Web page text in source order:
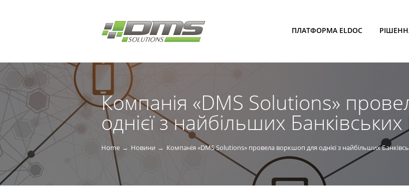
ПЛАТФОРМА ELDOC
Компанія «DMS Solutions»
однієї з найбільших
Home Новини Компанія «DMS Solutions» провела воркшоп для однієї з найбільших